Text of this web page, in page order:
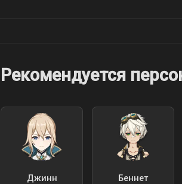
Рекомендуется
Джинн Беннет